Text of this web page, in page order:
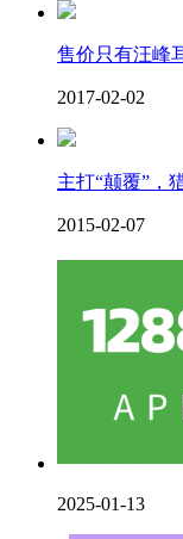
售价只有汪峰
2017-02-02
主打“颠覆”，
2015-02-07
2025-01-13